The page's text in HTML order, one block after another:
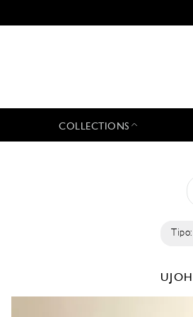
COLLECTIONS
Tipo:
UJOH